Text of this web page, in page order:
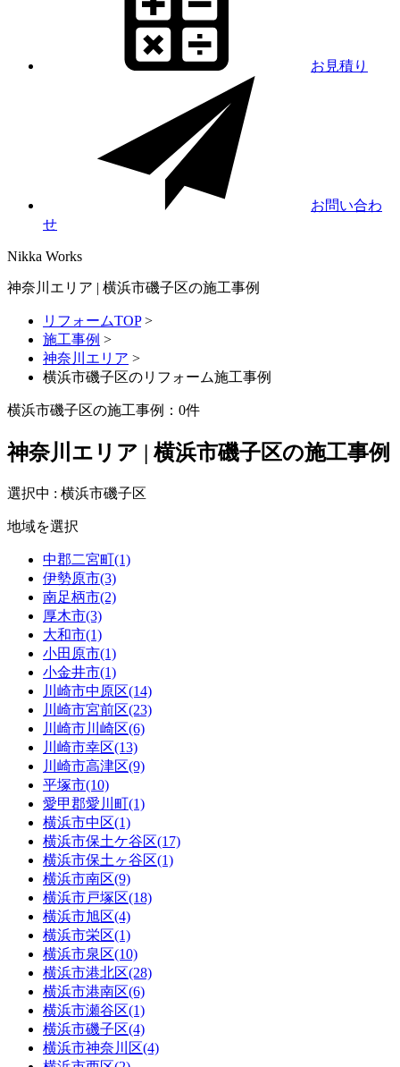
お見積り
お問い合わ
せ
Nikka Works
神奈川エリア | 横浜市磯子区の施工事例
リフォームTOP>
施工事例 >
神奈川エリア >
横浜市磯子区のリフォーム施工事例
横浜市磯子区の施工事例： 0件
神奈川エリア | 横浜市磯子区の施工事例
選択中 : 横浜市磯子区
地域を選択
中郡二宮町(1)
伊勢原市(3)
南足柄市(2)
厚木市(3)
大和市(1)
小田原市(1)
小金井市(1)
川崎市中原区(14)
川崎市宮前区(23)
川崎市川崎区(6)
川崎市幸区(13)
川崎市高津区(9)
平塚市(10)
愛甲郡愛川町(1)
横浜市中区(1)
横浜市保土ケ谷区(17)
横浜市保土ヶ谷区(1)
横浜市南区(9)
横浜市戸塚区(18)
横浜市旭区(4)
横浜市栄区(1)
横浜市泉区(10)
横浜市港北区(28)
横浜市港南区(6)
横浜市瀬谷区(1)
横浜市磯子区(4)
横浜市神奈川区(4)